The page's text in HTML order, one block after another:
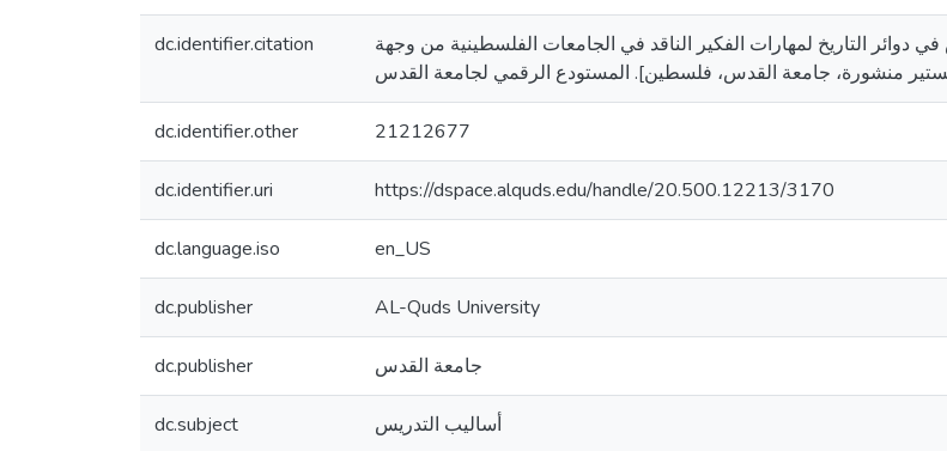
dc.identifier.citation
التدريس في دوائر التاريخ لمهارات الفكير الناقد في الجامعات الفلسطينية من وجهة
dc.identifier.other 21212677
dc.identifier.uri https://dspace.alquds.edu/handle/20.500.12213/3170
dc.language.iso en_US
dc.publisher AL-Quds University
dc.publisher جامعة القدس
dc.subject أساليب التدريس